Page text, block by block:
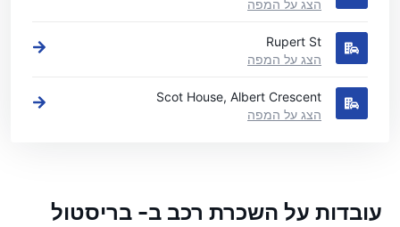
הצג על המפה
Rupert St
הצג על המפה
Scot House, Albert Crescent
הצג על המפה
עובדות על השכרת רכב ב- בריסטול